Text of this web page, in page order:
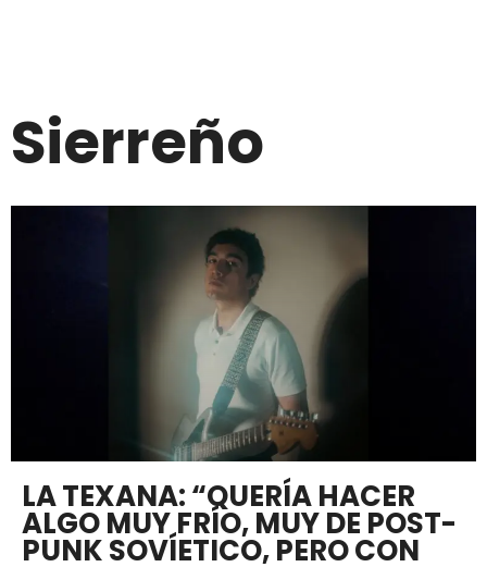
Sierreño
LA TEXANA: “QUERÍA HACER
ALGO MUY FRÍO, MUY DE POST-
PUNK SOVÍETICO, PERO CON